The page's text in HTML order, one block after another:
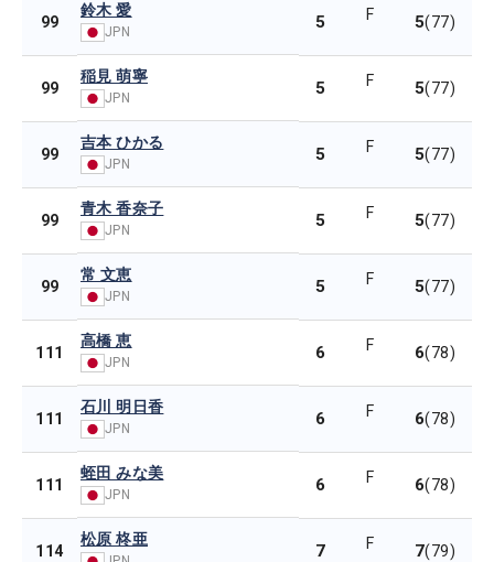
99
鈴木 愛
JPN 5 F 5(77)
99
稲見 萌寧
JPN 5 F 5(77)
99
吉本 ひかる
JPN 5 F 5(77)
99
青木 香奈子
JPN 5 F 5(77)
99
常 文恵
JPN 5 F 5(77)
111
高橋 恵
JPN 6 F 6(78)
111
石川 明日香
JPN 6 F 6(78)
111
蛭田 みな美
JPN 6 F 6(78)
114
松原 柊亜
7 F 7(79)